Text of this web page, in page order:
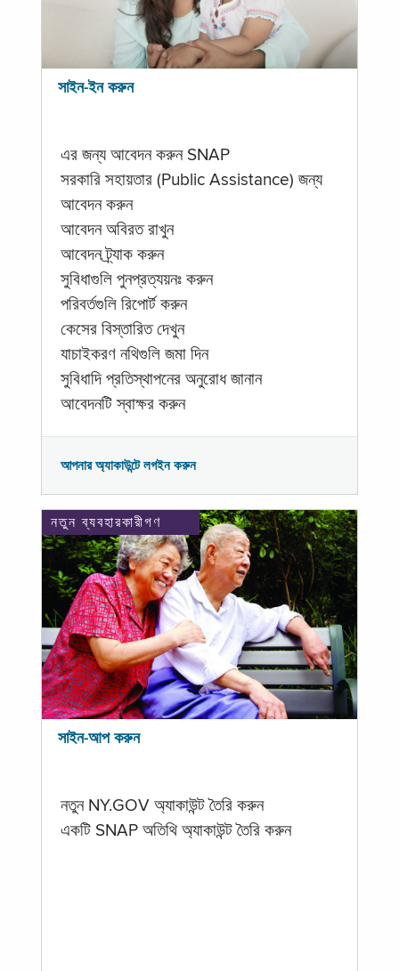
সাইন-ইন করুন
এর জন্য আবেদন করুন SNAP
সরকারি সহায়তার (Public Assistance) জন্য
আবেদন করুন
আবেদন অবিরত রাখুন
আবেদন ট্র্যাক করুন
সুবিধাগুলি পুনপ্রত্যয়নঃ করুন
পরিবর্তগুলি রিপোর্ট করুন
কেসের বিস্তারিত দেখুন
যাচাইকরণ নথিগুলি জমা দিন
সুবিধাদি প্রতিস্থাপনের অনুরোধ জানান
আবেদনটি স্বাক্ষর করুন
আপনার অ্যাকাউন্টে লগইন করুন
নতুন ব্যবহারকারীগণ
সাইন-আপ করুন
নতুন NY.GOV অ্যাকাউন্ট তৈরি করুন
একটি SNAP অতিথি অ্যাকাউন্ট তৈরি করুন